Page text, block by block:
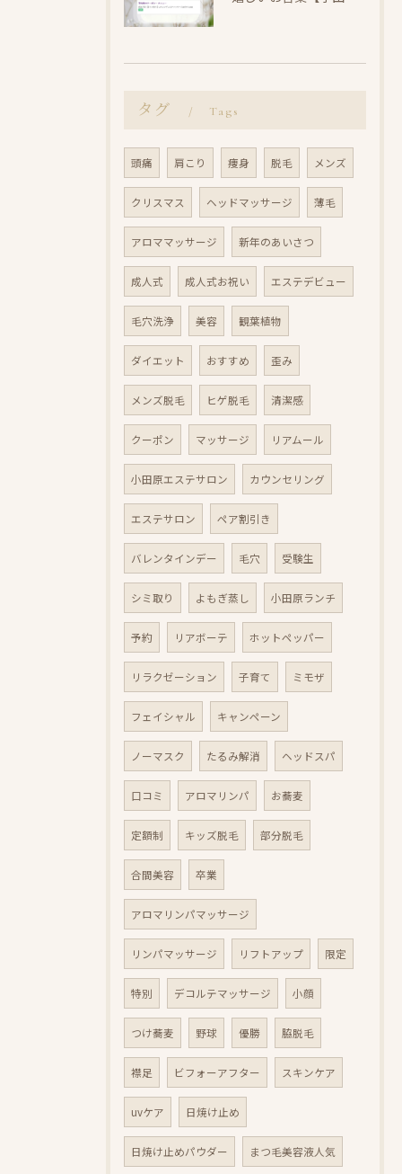
タグ Tags
頭痛 肩こり 痩身 脱毛 メンズ
クリスマス ヘッドマッサージ 薄毛
アロママッサージ 新年のあいさつ
成人式 成人式お祝い エステデビュー
毛穴洗浄 美容 観葉植物
ダイエット おすすめ 歪み
メンズ脱毛 ヒゲ脱毛 清潔感
クーポン マッサージ リアムール
小田原エステサロン カウンセリング
エステサロン ペア割引き
バレンタインデー 毛穴 受験生
シミ取り よもぎ蒸し 小田原ランチ
予約 リアボーテ ホットペッパー
リラクゼーション 子育て ミモザ
フェイシャル キャンペーン
ノーマスク たるみ解消 ヘッドスパ
口コミ アロマリンパ お蕎麦
定額制 キッズ脱毛 部分脱毛
合間美容 卒業
アロマリンパマッサージ
リンパマッサージ リフトアップ 限定
特別 デコルテマッサージ 小顔
つけ蕎麦 野球 優勝 脇脱毛
襟足 ビフォーアフター スキンケア
uvケア 日焼け止め
日焼け止めパウダー まつ毛美容液人気